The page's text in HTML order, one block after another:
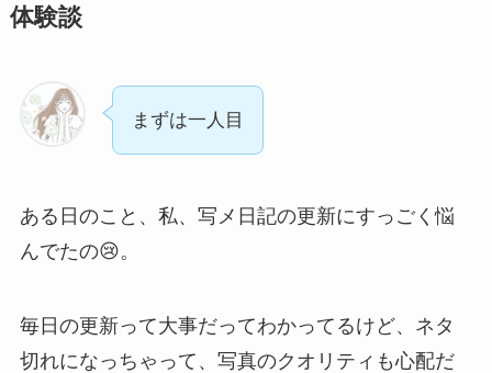
体験談
まずは一人目
ある日のこと、私、写メ日記の更新にすっごく悩
んでたの😢。
毎日の更新って大事だってわかってるけど、ネタ
切れになっちゃって、写真のクオリティも心配だ